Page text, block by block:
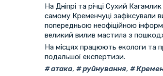
На Дніпрі та річці Сухий
самому Кременчуці зафіксували
попередньою неофіційною
великий вилив мастила з
На місцях працюють екологи та
подальшої експертизи.
атака, руйнування,